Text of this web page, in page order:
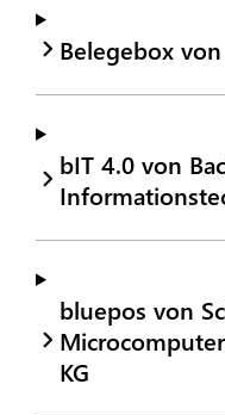
Belegebox
bIT 4.0 von
bluepos von
KG